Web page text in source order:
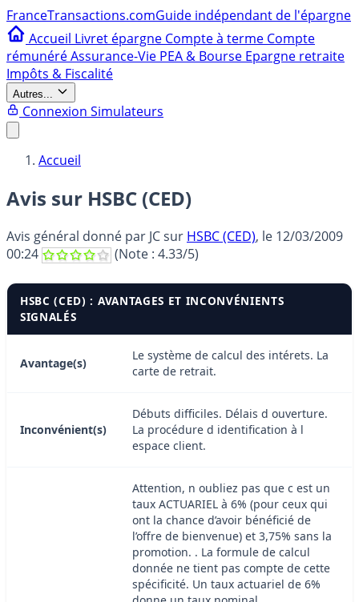
FranceTransactions.comGuide indépendant de l'épargne
Accueil Livret épargne Compte à terme Compte
rémunéréAssurance-Vie PEA & Bourse Epargne retraite
Impôts & Fiscalité
Autres...
Connexion Simulateurs
Accueil
Avis sur HSBC (CED)
Avis général donné par JCsur HSBC (CED), le 12/03/2009
00:24
(Note : 4.33/5)
HSBC (CED) : AVANTAGES ET INCONVÉNIENTS
SIGNALÉS
Avantage(s)
Le système de calcul des intérets. La
carte de retrait.
Inconvénient(s)
Débuts difficiles. Délais d ouverture.
La procédure d identification à l
espace client.
Attention, n oubliez pas que c est un
taux ACTUARIEL à 6% (pour ceux qui
ont la chance d’avoir bénéficié de
l’offre de bienvenue) et 3,75% sans la
promotion. . La formule de calcul
donnée ne tient pas compte de cette
spécificité. Un taux actuariel de 6%